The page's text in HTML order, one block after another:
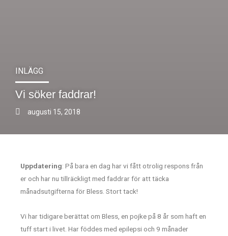
INLÄGG
Vi söker faddrar!
augusti 15, 2018
Uppdatering: På bara en dag har vi fått otrolig respons från
er och har nu tillräckligt med faddrar för att täcka
månadsutgifterna för Bless. Stort tack!
Vi har tidigare berättat om Bless, en pojke på 8 år som haft en
tuff start i livet. Har föddes med epilepsi och 9 månader